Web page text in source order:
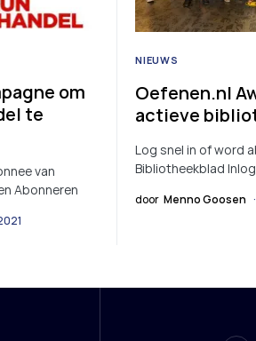
om
te
van
Abonneren
NIEUWS
Oefenen.nl
actieve
Log snel in of word
Bibliotheekblad
door Menno Goosen